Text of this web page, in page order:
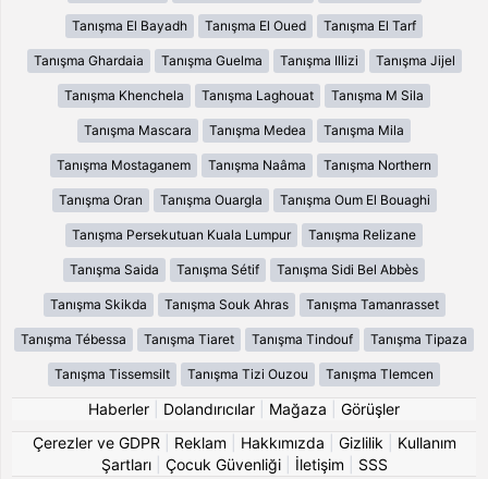
Tanışma El Bayadh Tanışma El Oued Tanışma El Tarf
Tanışma Ghardaia Tanışma Guelma Tanışma Illizi Tanışma Jijel
Tanışma Khenchela Tanışma Laghouat Tanışma M Sila
Tanışma Mascara Tanışma Medea Tanışma Mila
Tanışma Mostaganem Tanışma Naâma Tanışma Northern
Tanışma Oran Tanışma Ouargla Tanışma Oum El Bouaghi
Tanışma Persekutuan Kuala Lumpur Tanışma Relizane
Tanışma Saida Tanışma Sétif Tanışma Sidi Bel Abbès
Tanışma Skikda Tanışma Souk Ahras Tanışma Tamanrasset
Tanışma Tébessa Tanışma Tiaret Tanışma Tindouf Tanışma Tipaza
Tanışma Tissemsilt Tanışma Tizi Ouzou Tanışma Tlemcen
Haberler Dolandırıcılar Mağaza
Görüşler
Çerezler ve GDPR
Reklam Hakkımızda Gizlilik
Kullanım
Şartları| Çocuk Güvenliği| İletişim SSS